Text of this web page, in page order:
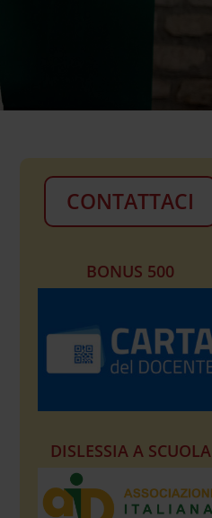
CONTATTACI
BONUS 500
DISLESSIA A SCUOLA